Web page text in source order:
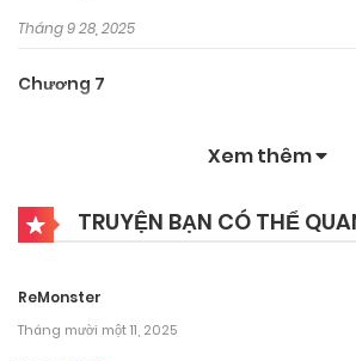
Tháng 9 28, 2025
Chương 7
Tháng 9 28, 2025
Tháng 9 28, 2025
Xem thêm
TRUYỆN BẠN CÓ THỂ
ReMonster
Tháng mười một 11, 2025